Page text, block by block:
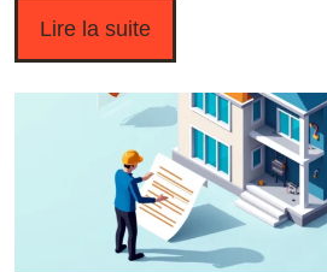
Lire la suite